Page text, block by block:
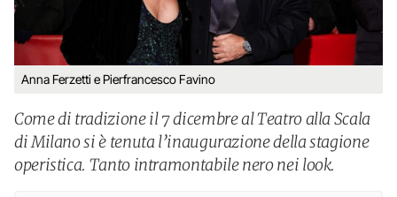
Anna Ferzetti e Pierfrancesco Favino
Come di tradizione il 7 dicembre al Teatro alla Scala
di Milano si è tenuta l’inaugurazione della stagione
operistica. Tanto intramontabile nero nei look.